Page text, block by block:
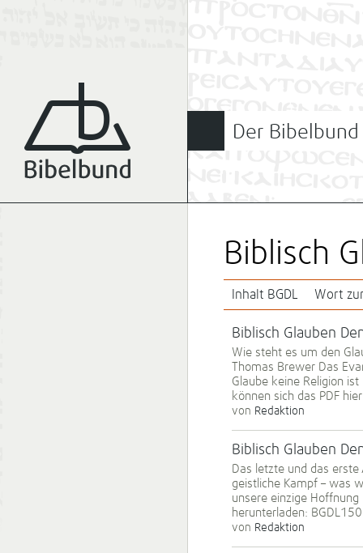
Der Bibelbund
Biblisch
Inhalt BGDL Wort
Biblisch Glauben
Wie steht es um den
Thomas Brewer Das
Glaube keine Religion
können sich das PDF
von Redaktion
Biblisch Glauben
Das letzte und das
geistliche Kampf – was
unsere einzige
herunterladen: BGDL150
von Redaktion